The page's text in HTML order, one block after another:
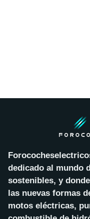
dedicado al mundo
sostenibles, y
las nuevas formas
motos eléctricas,